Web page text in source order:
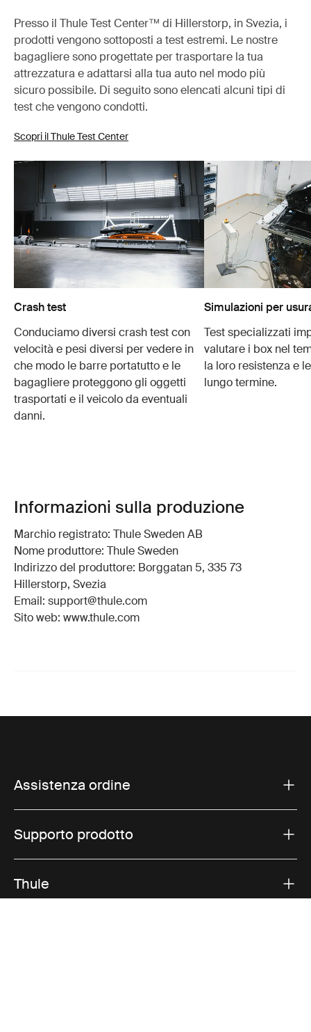
Presso il Thule Test Center™ di Hillerstorp, in Svezia, i
prodotti vengono sottoposti a test estremi. Le nostre
bagagliere sono progettate per trasportare la tua
attrezzatura e adattarsi alla tua auto nel modo più
sicuro possibile. Di seguito sono elencati alcuni tipi di
test che vengono condotti.
Scopri il Thule Test Center
Crash test
Conduciamo diversi crash test con
velocità e pesi diversi per vedere in
che modo le barre portatutto e le
bagagliere proteggono gli oggetti
trasportati e il veicolo da eventuali
danni.
Simulazioni per
Test specializzati
valutare i box nel
la loro resistenza e
lungo termine.
Informazioni sulla produzione
Marchio registrato: Thule Sweden AB
Nome produttore: Thule Sweden
Indirizzo del produttore: Borggatan 5, 335 73
Hillerstorp, Svezia
Email: support@thule.com
Sito web: www.thule.com
Assistenza ordine
Supporto prodotto
Thule